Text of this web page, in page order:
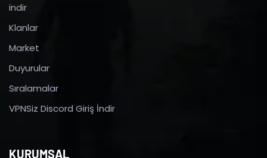
indir
Klanlar
Market
Duyurular
Sıralamalar
VPNSiz Discord Giriş İndir
KURUMSAL